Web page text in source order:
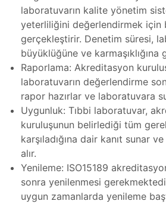
laboratuvarın kalite yönetim
yeterliliğini değerlendirmek için
gerçekleştirir. Denetim süresi,
büyüklüğüne ve
Raporlama: Akreditasyon
laboratuvarın değerlendirme
rapor hazırlar ve laboratuvara
Uygunluk: Tıbbi laboratuvar,
kuruluşunun belirlediği tüm
karşıladığına dair kanıt sunar
alır.
Yenileme: ISO15189
sonra yenilenmesi
uygun zamanlarda yenileme